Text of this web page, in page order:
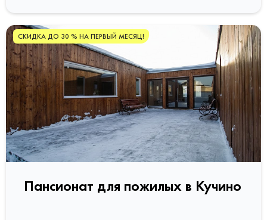
СКИДКА ДО 30 % НА ПЕРВЫЙ МЕСЯЦ!
Пансионат для пожилых в Кучино